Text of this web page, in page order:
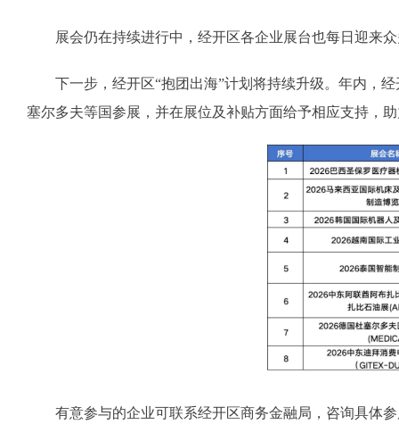
展会仍在持续进行中，经开区各企业展台也每日迎来众
下一步，经开区“抱团出海”计划将持续升级。年内，经
塞尔多夫等国参展，并在展位及补贴方面给予相应支持，
有意参与的企业可联系经开区商务金融局，咨询具体参